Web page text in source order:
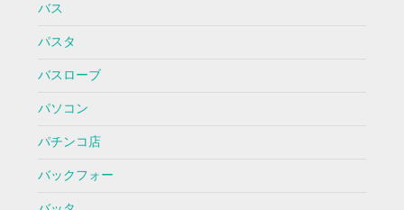
バス
パスタ
バスローブ
パソコン
パチンコ店
バックフォー